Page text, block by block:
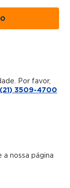
Por favor,
(21) 3509-4700
a nossa página